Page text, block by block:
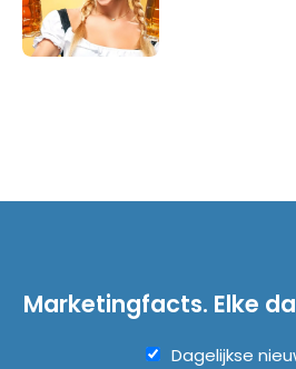
Marketingfacts. Elke
Dagelijkse